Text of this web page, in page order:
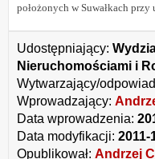
położonych w Suwałkach przy
Udostępniający:
Nieruchomościami i
Wytwarzający/
Wprowadzający:
Data wprowadzenia:
Data modyfikacji: 2011-
Opublikował: Andrzej